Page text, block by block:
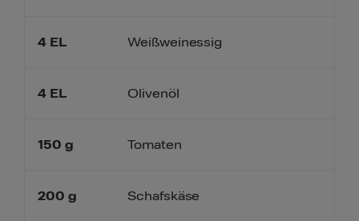
4 EL
4 EL
150 g
200 g
Weißweinessig
Olivenöl
Tomaten
Schafskäse